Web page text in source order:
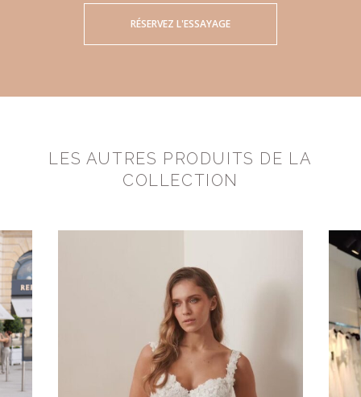
RÉSERVEZ L'ESSAYAGE
LES AUTRES PRODUITS DE LA
COLLECTION